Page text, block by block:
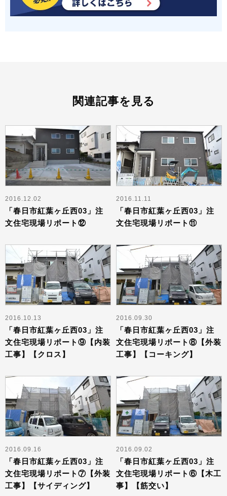
関連記事を見る
2016.12.02
「春日市紅葉ヶ丘西03」注
文住宅現場リポート⑫
2016.11.11
「春日市紅葉ヶ丘西03」注
文住宅現場リポート⑪
2016.10.13
「春日市紅葉ヶ丘西03」注
文住宅現場リポート⑨【内装
工事】【クロス】
2016.09.30
「春日市紅葉ヶ丘西03」注
文住宅現場リポート⑧【外装
工事】【コーキング】
2016.09.16
「春日市紅葉ヶ丘西03」注
文住宅現場リポート⑦【外装
工事】【サイディング】
2016.09.02
「春日市紅葉ヶ丘西03」注
文住宅現場リポート⑥【木工
事】【筋交い】